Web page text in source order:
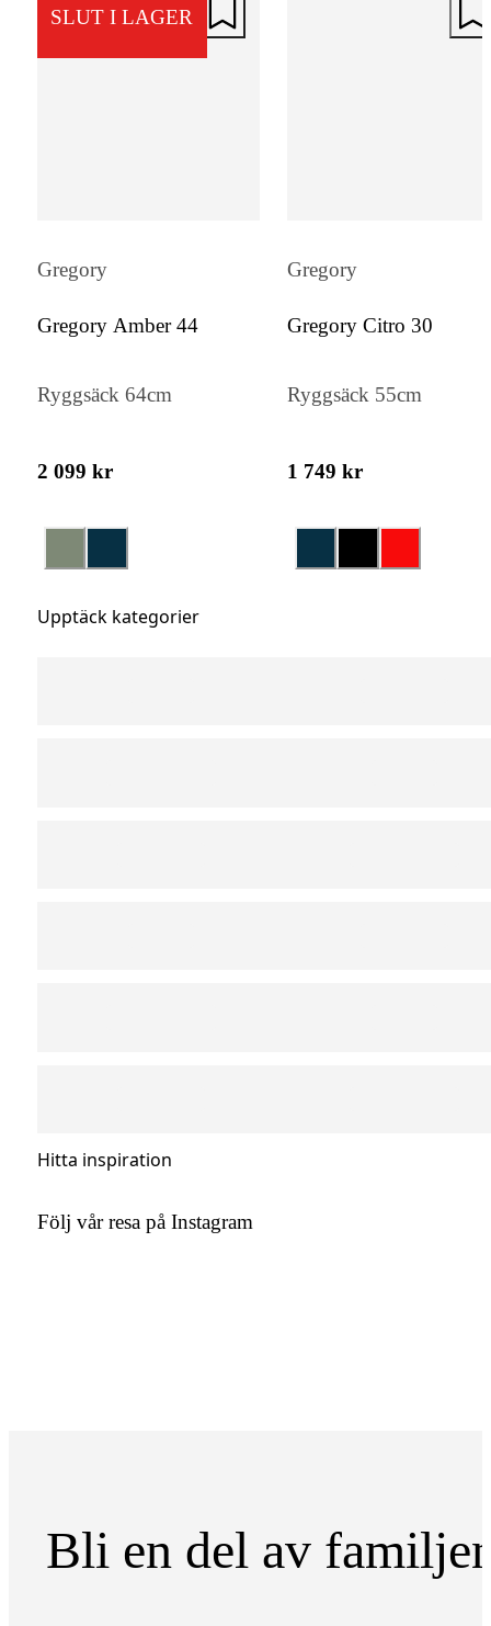
den till ett perfekt val för långa turer.
har den en dedikerad ficka med
SLUT I LAGER
Gregory
Gregory Amber 44
Ryggsäck 64cm
2 099 kr
Gregory
Gregory Citro 30
Ryggsäck 55cm
1 749 kr
Upptäck kategorier
Hitta inspiration
Följ vår resa på Instagram
Bli en del av